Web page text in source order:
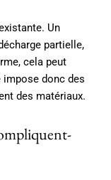
Un
partielle,
cela peut
donc des
des matériaux.